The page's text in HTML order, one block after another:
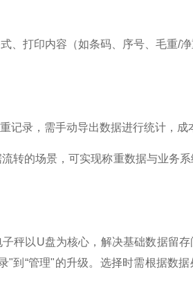
、打印内容（如条码、序号、毛重/
录，需手动导出数据进行统计，成
转的场景，可实现称重数据与业务
秤以U盘为核心，解决基础数据留
到“管理"的升级。选择时需根据数